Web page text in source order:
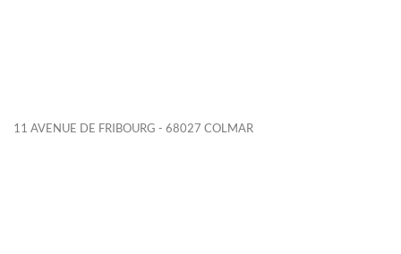
11 AVENUE DE FRIBOURG - 68027 COLMAR